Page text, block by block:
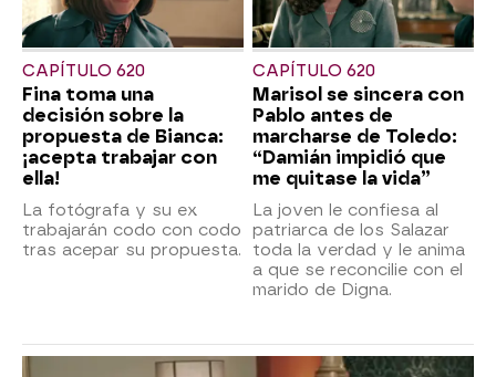
CAPÍTULO 620
Fina toma una
decisión sobre la
propuesta de Bianca:
¡acepta trabajar con
ella!
La fotógrafa y su ex
trabajarán codo con codo
tras acepar su propuesta.
CAPÍTULO 620
Marisol se sincera con
Pablo antes de
marcharse de Toledo:
“Damián impidió que
me quitase la vida”
La joven le confiesa al
patriarca de los Salazar
toda la verdad y le anima
a que se reconcilie con el
marido de Digna.